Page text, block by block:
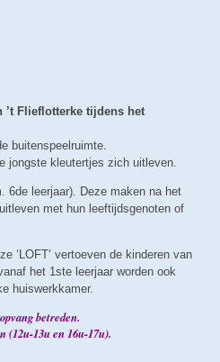
Flieflotterke tijdens het
buitenspeelruimte.
jongste kleutertjes zich uitleven.
6de leerjaar). Deze maken na het
met hun leeftijdsgenoten of
‘LOFT‘ vertoeven de kinderen van
het 1ste leerjaar worden ook
huiswerkkamer.
betreden.
(12u-13u en 16u-17u).